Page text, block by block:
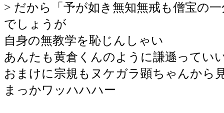
> だから「予が如き無知無戒も僧宝の
でしょうが
自身の無教学を恥じんしゃい
あんたも黄倉くんのように謙遜って
おまけに宗規もヌケガラ顕ちゃんから
まっかワッハハハー